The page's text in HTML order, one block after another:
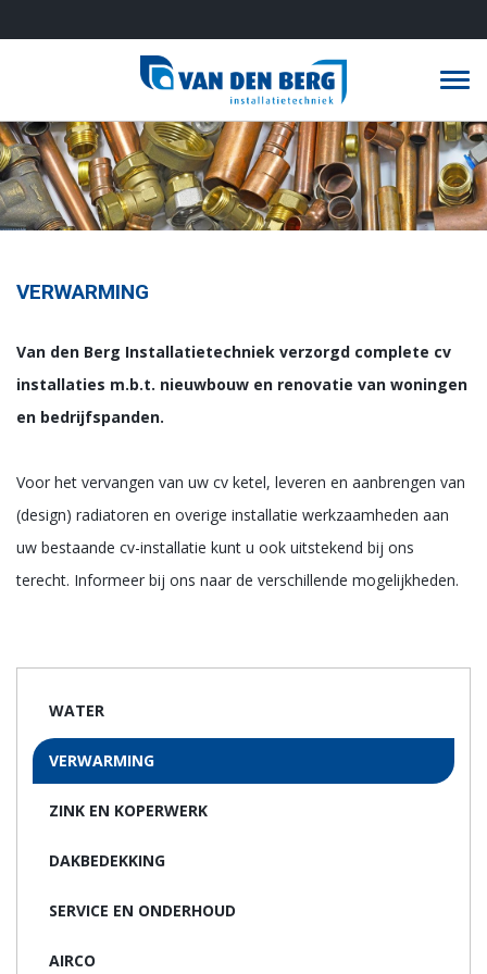
T
o
g
g
l
i
t
n
VERWARMING
Van den Berg Installatietechniek verzorgd complete cv
installaties m.b.t. nieuwbouw en renovatie van woningen
en bedrijfspanden.
Voor het vervangen van uw cv ketel, leveren en aanbrengen van
(design) radiatoren en overige installatie werkzaamheden aan
uw bestaande cv-installatie kunt u ook uitstekend bij ons
terecht. Informeer bij ons naar de verschillende mogelijkheden.
WATER
VERWARMING
ZINK EN KOPERWERK
DAKBEDEKKING
SERVICE EN ONDERHOUD
AIRCO